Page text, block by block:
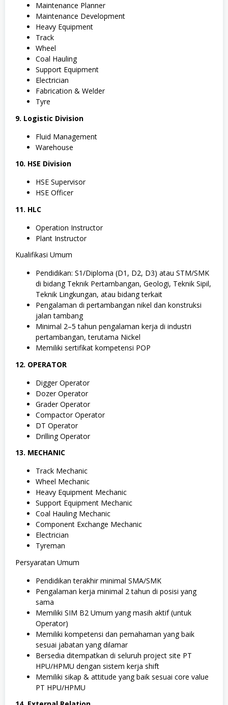
Maintenance Planner
Maintenance Development
Heavy Equipment
Track
Wheel
Coal Hauling
Support Equipment
Electrician
Fabrication & Welder
Tyre
9. Logistic Division
Fluid Management
Warehouse
10. HSE Division
HSE Supervisor
HSE Officer
11. HLC
Operation Instructor
Plant Instructor
Kualifikasi Umum
Pendidikan: S1/Diploma (D1, D2, D3) atau STM/SMK
di bidang Teknik Pertambangan, Geologi, Teknik Sipil,
Teknik Lingkungan, atau bidang terkait
Pengalaman di pertambangan nikel dan konstruksi
jalan tambang
Minimal 2–5 tahun pengalaman kerja di industri
pertambangan, terutama Nickel
Memiliki sertifikat kompetensi POP
12. OPERATOR
Digger Operator
Dozer Operator
Grader Operator
Compactor Operator
DT Operator
Drilling Operator
13. MECHANIC
Track Mechanic
Wheel Mechanic
Heavy Equipment Mechanic
Support Equipment Mechanic
Coal Hauling Mechanic
Component Exchange Mechanic
Electrician
Tyreman
Persyaratan Umum
Pendidikan terakhir minimal SMA/SMK
Pengalaman kerja minimal 2 tahun di posisi yang
sama
Memiliki SIM B2 Umum yang masih aktif (untuk
Operator)
Memiliki kompetensi dan pemahaman yang baik
sesuai jabatan yang dilamar
Bersedia ditempatkan di seluruh project site PT
HPU/HPMU dengan sistem kerja shift
Memiliki sikap & attitude yang baik sesuai core value
PT HPU/HPMU